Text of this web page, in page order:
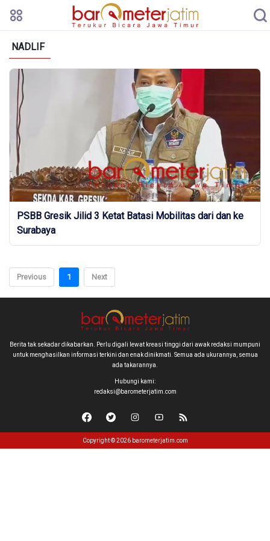
NADLIF
PSBB Gresik Jilid 3 Ketat Batasi Mobilitas dari dan ke
Surabaya
Previous 1 Next
Berita tak sekadar dikabarkan. Perlu digali lewat kreasi tinggi dari awak redaksi mumpuni
untuk menghasilkan informasi terkini dan enak dinikmati. Semua ada ukurannya, semua
ada takarannya.
Hubungi kami:
redaksi@barometerjatim.com
Copyright © 2026 barometerjatim.com